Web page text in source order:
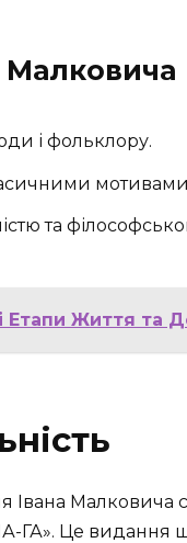
Малковича
і фольклору.
та
Етапи Життя та
Малковича
Це видання